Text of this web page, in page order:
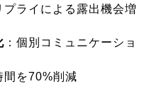
プライによる露出機会増
：個別コミュニケーショ
間を70%削減